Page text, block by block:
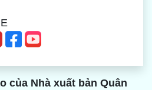
của Nhà xuất bản Quân